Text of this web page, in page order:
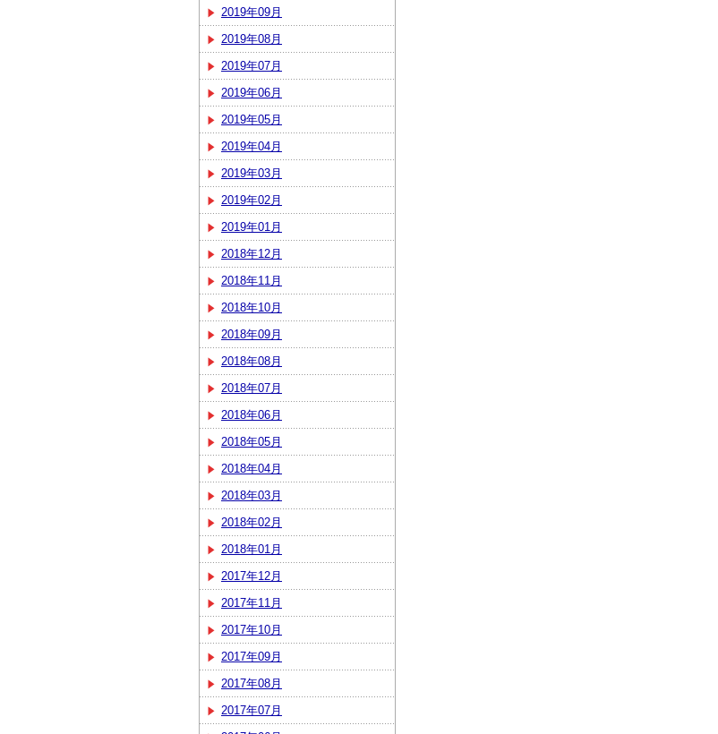
2019年09月
2019年08月
2019年07月
2019年06月
2019年05月
2019年04月
2019年03月
2019年02月
2019年01月
2018年12月
2018年11月
2018年10月
2018年09月
2018年08月
2018年07月
2018年06月
2018年05月
2018年04月
2018年03月
2018年02月
2018年01月
2017年12月
2017年11月
2017年10月
2017年09月
2017年08月
2017年07月